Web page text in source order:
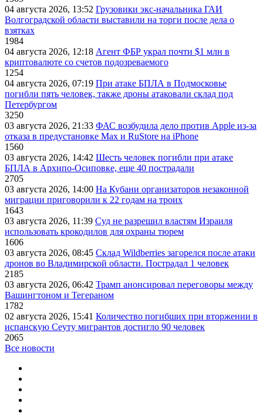
04 августа 2026, 13:52 Грузовики экс-начальника ГАИ
Волгоградской области выставили на торги после дела о
взятках
1984
04 августа 2026, 12:18 Агент ФБР украл почти $1 млн в
криптовалюте со счетов подозреваемого
1254
04 августа 2026, 07:19 При атаке БПЛА в Подмосковье
погибли пять человек, также дроны атаковали склад под
Петербургом
3250
03 августа 2026, 21:33 ФАС возбудила дело против Apple из-за
отказа в предустановке Max и RuStore на iPhone
1560
03 августа 2026, 14:42 Шесть человек погибли при атаке
БПЛА в Архипо-Осиповке, еще 40 пострадали
2705
03 августа 2026, 14:00 На Кубани организаторов незаконной
миграции приговорили к 22 годам на троих
1643
03 августа 2026, 11:39 Суд не разрешил властям Израиля
использовать крокодилов для охраны тюрем
1606
03 августа 2026, 08:45 Склад Wildberries загорелся после атаки
дронов во Владимирской области. Пострадал 1 человек
2185
03 августа 2026, 06:42 Трамп анонсировал переговоры между
Вашингтоном и Тегераном
1782
02 августа 2026, 15:41 Количество погибших при вторжении в
испанскую Сеуту мигрантов достигло 90 человек
2065
Все новости